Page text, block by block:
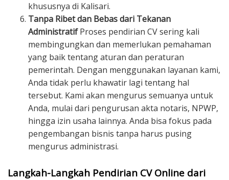
khususnya di Kalisari.
Tanpa Ribet dan Bebas dari Tekanan
AdministratifProses pendirian CV sering kali
membingungkan dan memerlukan pemahaman
yang baik tentang aturan dan peraturan
pemerintah. Dengan menggunakan layanan kami,
Anda tidak perlu khawatir lagi tentang hal
tersebut. Kami akan mengurus semuanya untuk
Anda, mulai dari pengurusan akta notaris, NPWP,
hingga izin usaha lainnya. Anda bisa fokus pada
pengembangan bisnis tanpa harus pusing
mengurus administrasi.
Langkah-Langkah Pendirian CV Online dari